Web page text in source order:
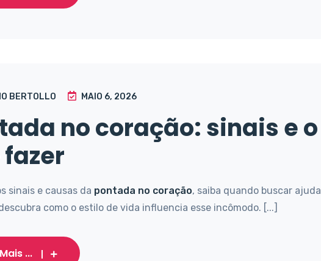
BERTOLLO MAIO 6, 2026
no coração: sinais e o
sinais e causas da pontada no coração, saiba quando buscar ajuda
como o estilo de vida influencia esse incômodo. [...]
...